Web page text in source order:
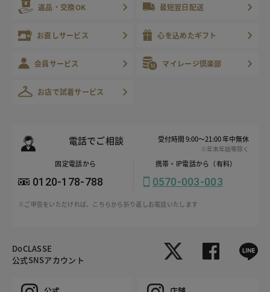
返品・交換OK 最短翌日配送
お直しサービス 心を込めたギフト
会員サービス マイレージ倶楽部
お店で試着サービス
電話でご相談 受付時間 9:00～21:00 年中無休
※年末年始等除く
固定電話から
0120-178-788
携帯・IP電話から（有料）
0570-003-003
※ご申告をいただければ、こちらから折り返しお電話いたします
DoCLASSE
公式SNSアカウント